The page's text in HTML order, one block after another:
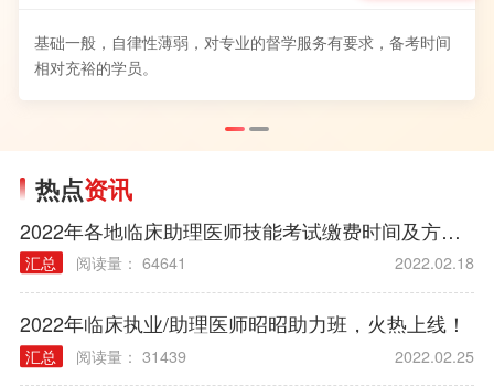
基础一般，自律性薄弱，对专业的督学服务有要求，备考时间
相对充裕的学员。
热点资讯
2022年各地临床助理医师技能考试缴费时间及方式汇总
汇总 阅读量： 64641 2022.02.18
2022年临床执业/助理医师昭昭助力班，火热上线！
汇总 阅读量： 31439 2022.02.25